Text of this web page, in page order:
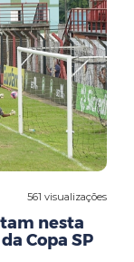
561 visualizações
nesta
Copa SP